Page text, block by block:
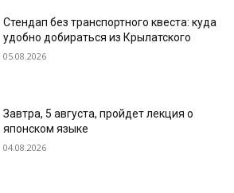
Стендап без транспортного квеста: куда
удобно добираться из Крылатского
05.08.2026
Завтра, 5 августа, пройдет лекция о
японском языке
04.08.2026